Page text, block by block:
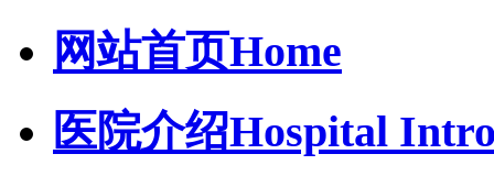
网站首页Home
医院介绍Hospital